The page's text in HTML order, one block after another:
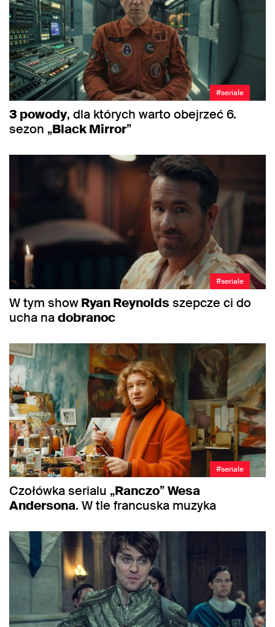
#seriale
3 powody, dla których warto obejrzeć 6.
sezon „Black Mirror”
#seriale
W tym showRyan Reynolds szepcze ci do
ucha nadobranoc
#seriale
Czołówka serialu „Ranczo”Wesa
Andersona. W tle francuska muzyka